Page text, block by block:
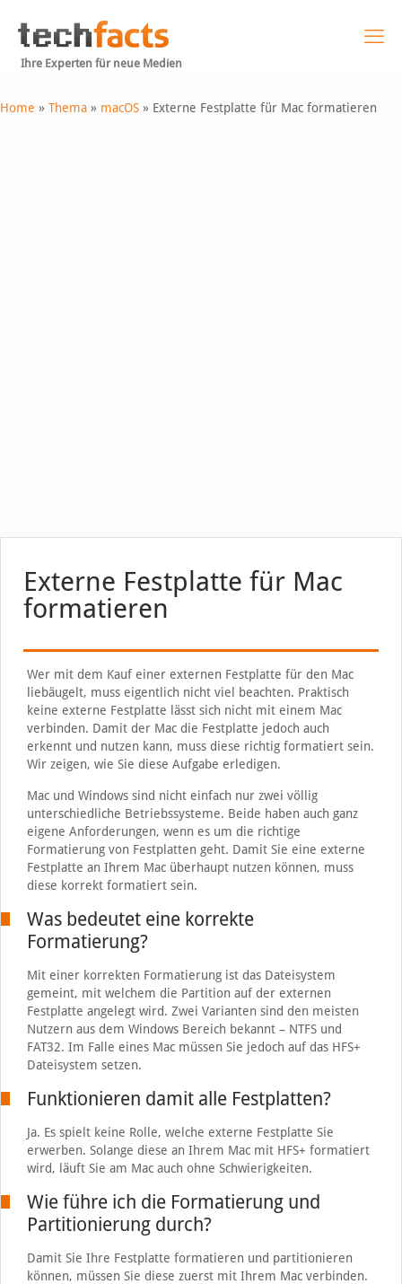
Ihre Experten für neue Medien
Home » Thema » macOS » Externe Festplatte für Mac formatieren
Externe Festplatte für Mac
formatieren
Wer mit dem Kauf einer externen Festplatte für den Mac
liebäugelt, muss eigentlich nicht viel beachten. Praktisch
keine externe Festplatte lässt sich nicht mit einem Mac
verbinden. Damit der Mac die Festplatte jedoch auch
erkennt und nutzen kann, muss diese richtig formatiert sein.
Wir zeigen, wie Sie diese Aufgabe erledigen.
Mac und Windows sind nicht einfach nur zwei völlig
unterschiedliche Betriebssysteme. Beide haben auch ganz
eigene Anforderungen, wenn es um die richtige
Formatierung von Festplatten geht. Damit Sie eine externe
Festplatte an Ihrem Mac überhaupt nutzen können, muss
diese korrekt formatiert sein.
Was bedeutet eine korrekte
Formatierung?
Mit einer korrekten Formatierung ist das Dateisystem
gemeint, mit welchem die Partition auf der externen
Festplatte angelegt wird. Zwei Varianten sind den meisten
Nutzern aus dem Windows Bereich bekannt – NTFS und
FAT32. Im Falle eines Mac müssen Sie jedoch auf das HFS+
Dateisystem setzen.
Funktionieren damit alle Festplatten?
Ja. Es spielt keine Rolle, welche externe Festplatte Sie
erwerben. Solange diese an Ihrem Mac mit HFS+ formatiert
wird, läuft Sie am Mac auch ohne Schwierigkeiten.
Wie führe ich die Formatierung und
Partitionierung durch?
Damit Sie Ihre Festplatte formatieren und partitionieren
können, müssen Sie diese zuerst mit Ihrem Mac verbinden.